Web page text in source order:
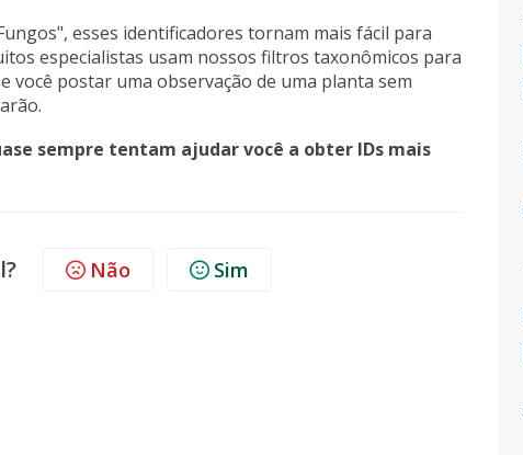
esses identificadores tornam mais fácil para
especialistas usam nossos filtros taxonômicos para
você postar uma observação de uma planta sem
sempre tentam ajudar você a obter IDs mais
Não Sim